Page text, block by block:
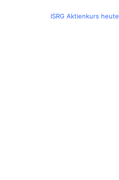
ISRG Aktienkurs heute